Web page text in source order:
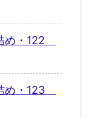
め・122
め・123